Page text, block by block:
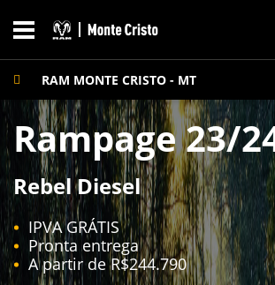
RAM MONTE CRISTO - MT
Rampage 23/
Rebel Diesel
IPVA GRÁTIS
Pronta entrega
A partir de R$244.790